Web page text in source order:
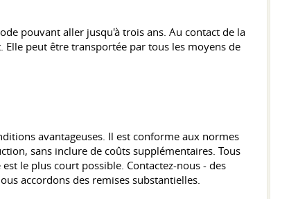
pouvant aller jusqu'à trois ans. Au contact de la
peut être transportée par tous les moyens de
avantageuses. Il est conforme aux normes
sans inclure de coûts supplémentaires. Tous
le plus court possible. Contactez-nous - des
accordons des remises substantielles.